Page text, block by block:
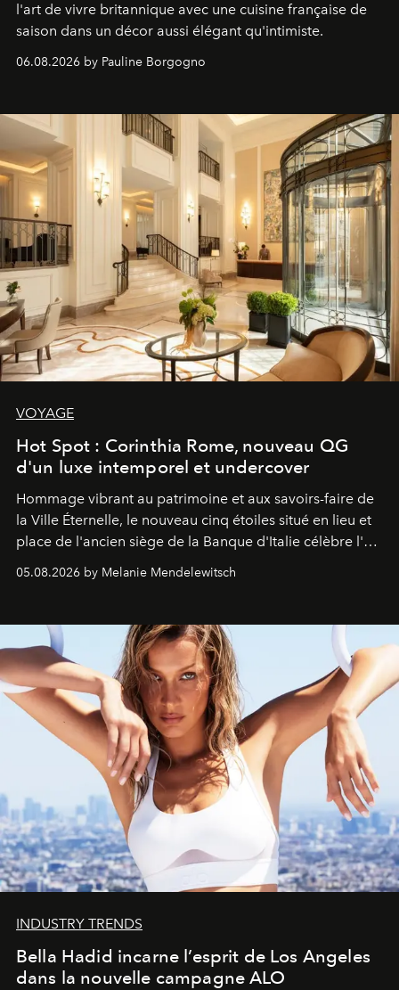
l'art de vivre britannique avec une cuisine française de
saison dans un décor aussi élégant qu'intimiste.
06.08.2026 by Pauline Borgogno
VOYAGE
Hot Spot : Corinthia Rome, nouveau QG
d'un luxe intemporel et undercover
Hommage vibrant au patrimoine et aux savoirs-faire de
la Ville Éternelle, le nouveau cinq étoiles situé en lieu et
place de l'ancien siège de la Banque d'Italie célèbre l'art
de vivre Romain dans toute son élégance intemporelle.
05.08.2026 by Melanie Mendelewitsch
INDUSTRY TRENDS
Bella Hadid incarne l’esprit de Los Angeles
dans la nouvelle campagne ALO